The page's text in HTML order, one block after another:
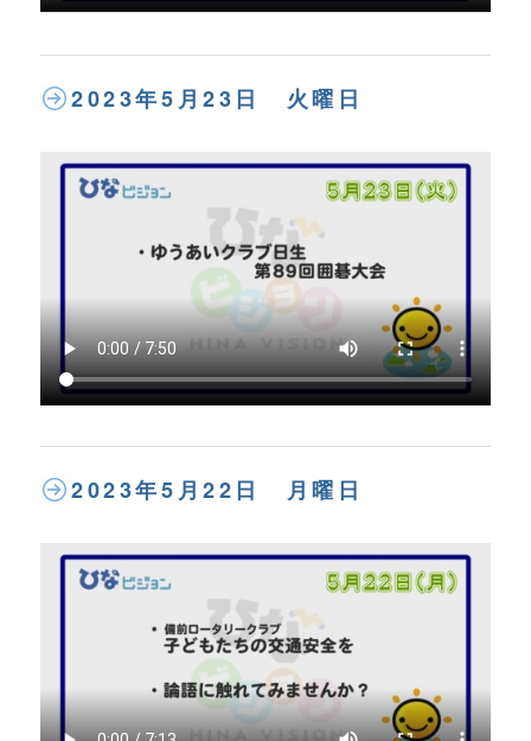
2023年5月23日 火曜日
2023年5月22日 月曜日